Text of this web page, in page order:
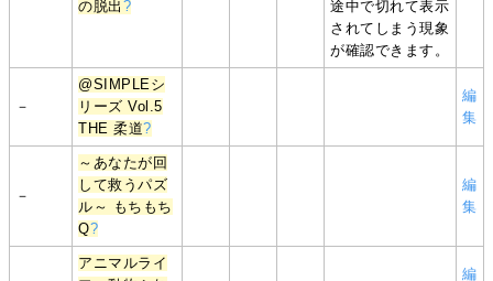
の脱出 ?
途中で切れて表示
されてしまう現象
が確認できます。
－
@SIMPLEシ
リーズ Vol.5
THE 柔道?
編
集
－
～あなたが回
して救うパズ
ル～ もちもち
Q?
編
集
アニマルライ
編